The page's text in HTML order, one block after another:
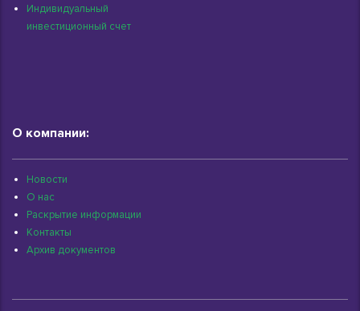
Индивидуальный
инвестиционный счет
О компании:
Новости
О нас
Раскрытие информации
Контакты
Архив документов